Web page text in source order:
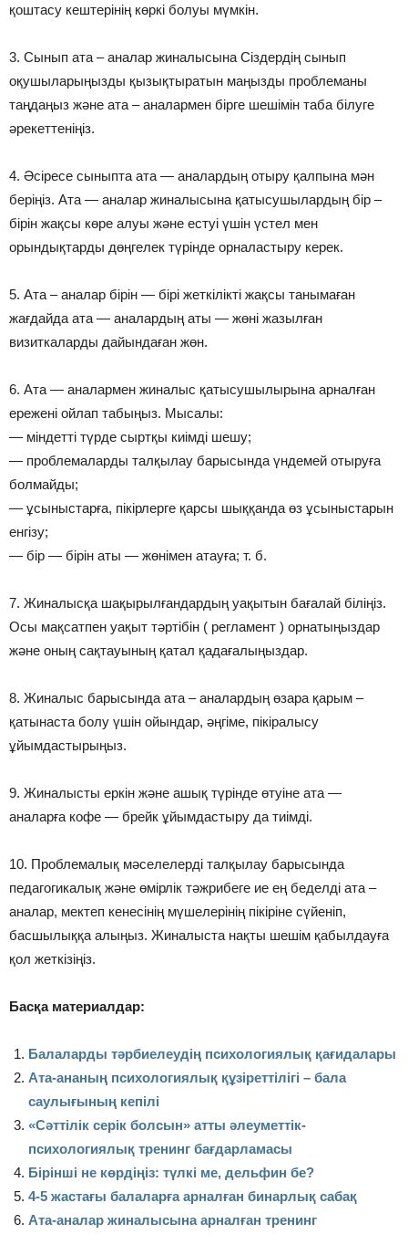
қоштасу кештерінің көркі болуы мүмкін.
3. Сынып ата – аналар жиналысына Сіздердің сынып
оқушыларыңызды қызықтыратын маңызды проблеманы
таңдаңыз және ата – аналармен бірге шешімін таба білуге
әрекеттеніңіз.
4. Әсіресе сыныпта ата — аналардың отыру қалпына мән
беріңіз. Ата — аналар жиналысына қатысушылардың бір –
бірін жақсы көре алуы және естуі үшін үстел мен
орындықтарды дөңгелек түрінде орналастыру керек.
5. Ата – аналар бірін — бірі жеткілікті жақсы танымаған
жағдайда ата — аналардың аты — жөні жазылған
визиткаларды дайындаған жөн.
6. Ата — аналармен жиналыс қатысушылырына арналған
ережені ойлап табыңыз. Мысалы:
— міндетті түрде сыртқы киімді шешу;
— проблемаларды талқылау барысында үндемей отыруға
болмайды;
— ұсыныстарға, пікірлерге қарсы шыққанда өз ұсыныстарын
енгізу;
— бір — бірін аты — жөнімен атауға; т. б.
7. Жиналысқа шақырылғандардың уақытын бағалай біліңіз.
Осы мақсатпен уақыт тәртібін ( регламент ) орнатыңыздар
және оның сақтауының қатал қадағалыңыздар.
8. Жиналыс барысында ата – аналардың өзара қарым –
қатынаста болу үшін ойындар, әңгіме, пікіралысу
ұйымдастырыңыз.
9. Жиналысты еркін және ашық түрінде өтуіне ата —
аналарға кофе — брейк ұйымдастыру да тиімді.
10. Проблемалық мәселелерді талқылау барысында
педагогикалық және өмірлік тәжрибеге ие ең беделді ата –
аналар, мектеп кенесінің мүшелерінің пікіріне сүйеніп,
басшылыққа алыңыз. Жиналыста нақты шешім қабылдауға
қол жеткізіңіз.
Басқа материалдар:
Балаларды тәрбиелеудің психологиялық қағидалары
Ата-ананың психологиялық құзіреттілігі – бала
саулығының кепілі
«Сәттілік серік болсын» атты әлеуметтік-
психологиялық тренинг бағдарламасы
Бірінші не көрдіңіз: түлкі ме, дельфин бе?
4-5 жастағы балаларға арналған бинарлық сабақ
Ата-аналар жиналысына арналған тренинг